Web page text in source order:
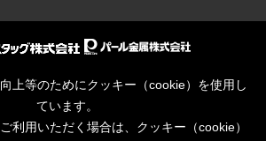
上等のためにクッキー（cookie）を使用し
ています。
利用いただく場合は、クッキー（cookie）